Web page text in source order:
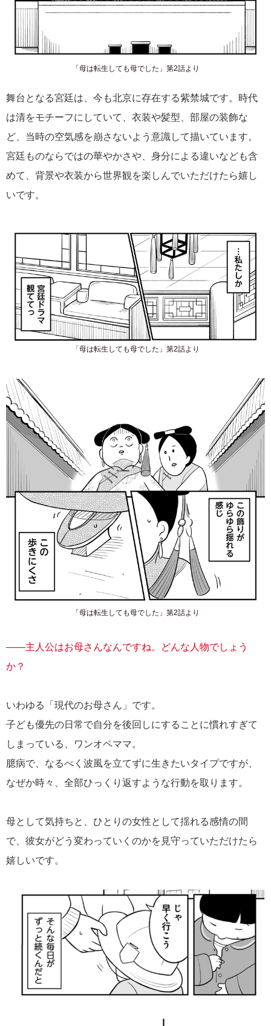
「母は転生しても母でした」第2話より
舞台となる宮廷は、今も北京に存在する紫禁城です。時代
は清をモチーフにしていて、衣装や髪型、部屋の装飾な
ど、当時の空気感を崩さないよう意識して描いています。
宮廷ものならではの華やかさや、身分による違いなども含
めて、背景や衣装から世界観を楽しんでいただけたら嬉し
いです。
「母は転生しても母でした」第2話より
「母は転生しても母でした」第2話より
――主人公はお母さんなんですね。どんな人物でしょう
か？
いわゆる「現代のお母さん」です。
子ども優先の日常で自分を後回しにすることに慣れすぎて
しまっている、ワンオペママ。
臆病で、なるべく波風を立てずに生きたいタイプですが、
なぜか時々、全部ひっくり返すような行動を取ります。
母として気持ちと、ひとりの女性として揺れる感情の間
で、彼女がどう変わっていくのかを見守っていただけたら
嬉しいです。